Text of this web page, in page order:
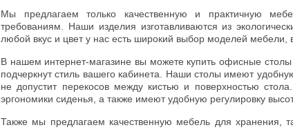
Мы предлагаем только качественную и практичную
требованиям. Наши изделия изготавливаются из
любой вкус и цвет у нас есть широкий выбор моделей мебели,
В нашем интернет-магазине вы можете купить офисные столы
подчеркнут стиль вашего кабинета. Наши столы имеют
не допустит перекосов между кистью и поверхностью
эргономики сиденья, а также имеют удобную регулировку
Также мы предлагаем качественную мебель для